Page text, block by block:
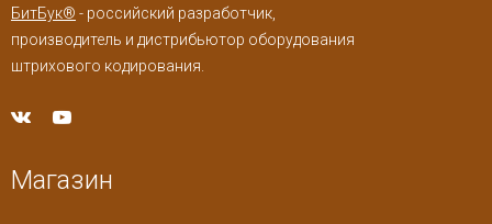
БитБук® - российский разработчик,
производитель и дистрибьютор оборудования
штрихового кодирования.
Магазин